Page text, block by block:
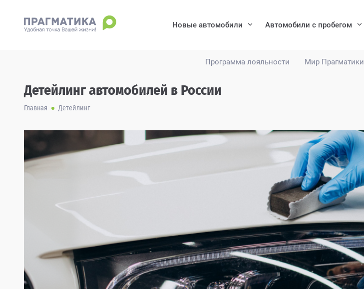
Программа лояльности Мир Прагматики
Новые автомобили Автомобили с пробегом
Детейлинг автомобилей в России
Главная Детейлинг